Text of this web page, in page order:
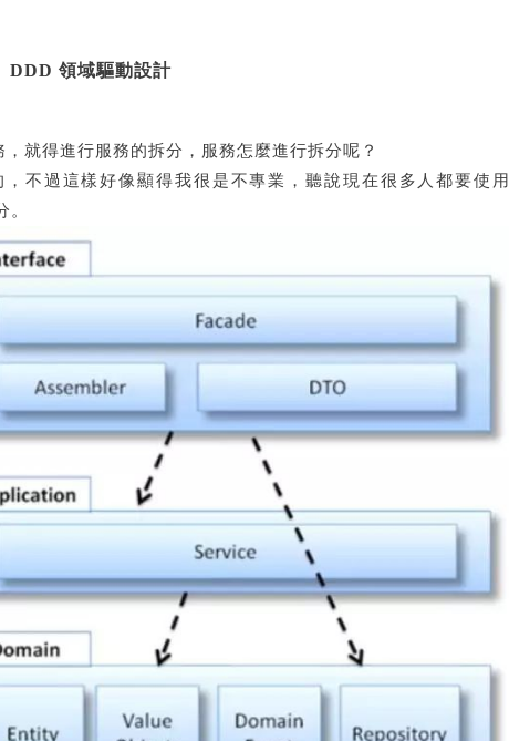
DDD 領域驅動設計
就得進行服務的拆分，服務怎麼進行拆分呢？
不過這樣好像顯得我很是不專業，聽說現在很多人都要使用